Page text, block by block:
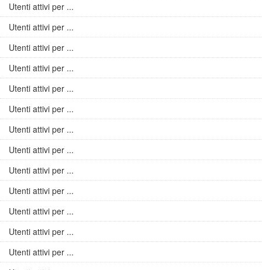
Utenti attivi per ...
Utenti attivi per ...
Utenti attivi per ...
Utenti attivi per ...
Utenti attivi per ...
Utenti attivi per ...
Utenti attivi per ...
Utenti attivi per ...
Utenti attivi per ...
Utenti attivi per ...
Utenti attivi per ...
Utenti attivi per ...
Utenti attivi per ...